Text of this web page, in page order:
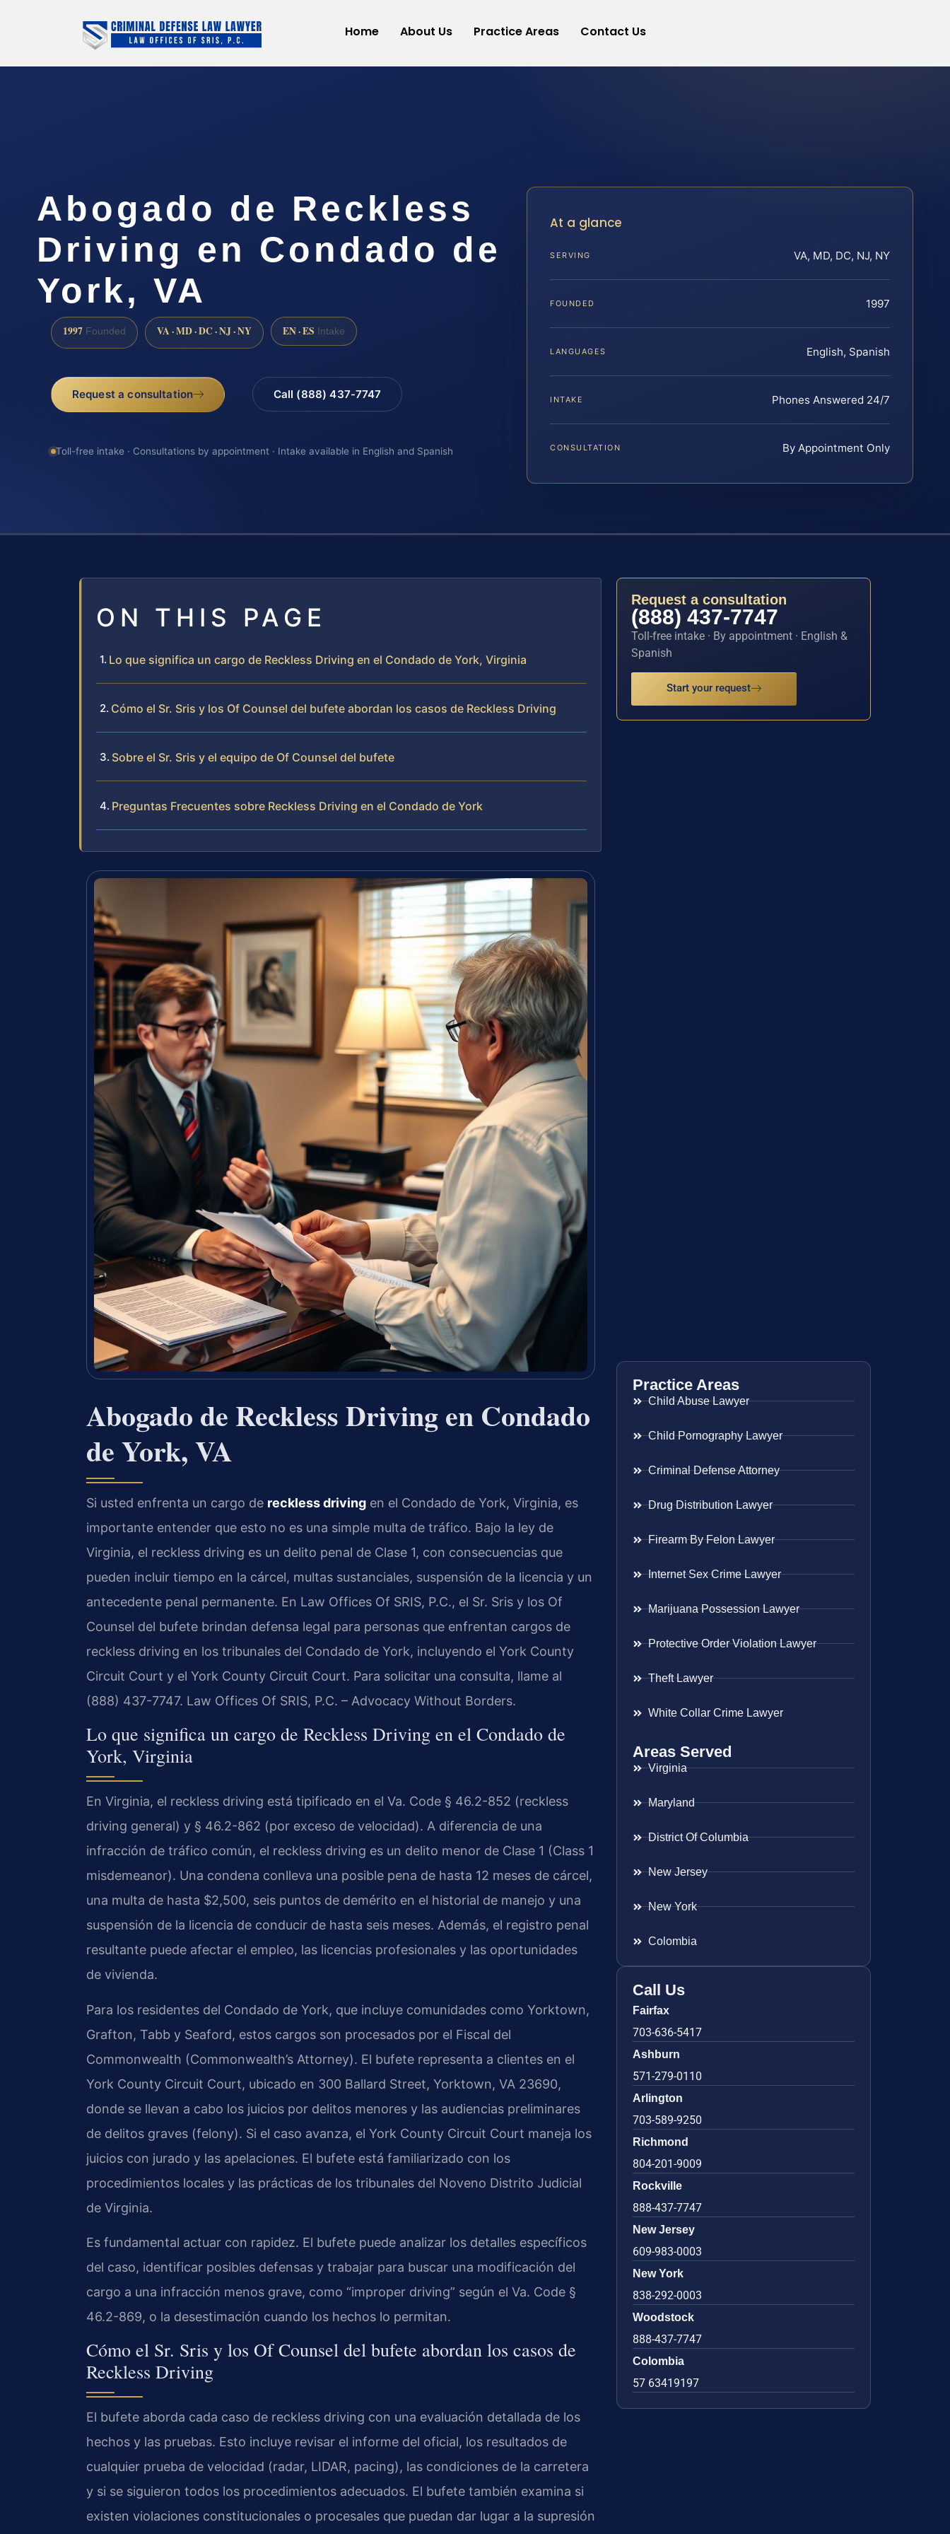
Home About Us Practice Areas Contact Us
Abogado de Reckless
Driving en Condado de
York, VA
1997 Founded VA · MD · DC · NJ · NY EN · ES Intake
Request a consultation Call (888) 437-7747
Toll-free intake · Consultations by appointment · Intake available in English and Spanish
At a glance
SERVING VA, MD, DC, NJ, NY
FOUNDED 1997
LANGUAGES English, Spanish
INTAKE Phones Answered 24/7
CONSULTATION By Appointment Only
ON THIS PAGE
Lo que significa un cargo de Reckless Driving en el Condado de York, Virginia
Cómo el Sr. Sris y los Of Counsel del bufete abordan los casos de Reckless Driving
Sobre el Sr. Sris y el equipo de Of Counsel del bufete
Preguntas Frecuentes sobre Reckless Driving en el Condado de York
Abogado de Reckless Driving en Condado
de York, VA
Si usted enfrenta un cargo de reckless driving en el Condado de York, Virginia, es
importante entender que esto no es una simple multa de tráfico. Bajo la ley de
Virginia, el reckless driving es un delito penal de Clase 1, con consecuencias que
pueden incluir tiempo en la cárcel, multas sustanciales, suspensión de la licencia y un
antecedente penal permanente. En Law Offices Of SRIS, P.C., el Sr. Sris y los Of
Counsel del bufete brindan defensa legal para personas que enfrentan cargos de
reckless driving en los tribunales del Condado de York, incluyendo el York County
Circuit Court y el York County Circuit Court. Para solicitar una consulta, llame al
(888) 437-7747. Law Offices Of SRIS, P.C. – Advocacy Without Borders.
Lo que significa un cargo de Reckless Driving en el Condado de
York, Virginia
En Virginia, el reckless driving está tipificado en el Va. Code § 46.2-852 (reckless
driving general) y § 46.2-862 (por exceso de velocidad). A diferencia de una
infracción de tráfico común, el reckless driving es un delito menor de Clase 1 (Class 1
misdemeanor). Una condena conlleva una posible pena de hasta 12 meses de cárcel,
una multa de hasta $2,500, seis puntos de demérito en el historial de manejo y una
suspensión de la licencia de conducir de hasta seis meses. Además, el registro penal
resultante puede afectar el empleo, las licencias profesionales y las oportunidades
de vivienda.
Para los residentes del Condado de York, que incluye comunidades como Yorktown,
Grafton, Tabb y Seaford, estos cargos son procesados por el Fiscal del
Commonwealth (Commonwealth’s Attorney). El bufete representa a clientes en el
York County Circuit Court, ubicado en 300 Ballard Street, Yorktown, VA 23690,
donde se llevan a cabo los juicios por delitos menores y las audiencias preliminares
de delitos graves (felony). Si el caso avanza, el York County Circuit Court maneja los
juicios con jurado y las apelaciones. El bufete está familiarizado con los
procedimientos locales y las prácticas de los tribunales del Noveno Distrito Judicial
de Virginia.
Es fundamental actuar con rapidez. El bufete puede analizar los detalles específicos
del caso, identificar posibles defensas y trabajar para buscar una modificación del
cargo a una infracción menos grave, como “improper driving” según el Va. Code §
46.2-869, o la desestimación cuando los hechos lo permitan.
Cómo el Sr. Sris y los Of Counsel del bufete abordan los casos de
Reckless Driving
El bufete aborda cada caso de reckless driving con una evaluación detallada de los
hechos y las pruebas. Esto incluye revisar el informe del oficial, los resultados de
cualquier prueba de velocidad (radar, LIDAR, pacing), las condiciones de la carretera
y si se siguieron todos los procedimientos adecuados. El bufete también examina si
existen violaciones constitucionales o procesales que puedan dar lugar a la supresión
Request a consultation
(888) 437-7747
Toll-free intake · By appointment · English &
Spanish
Start your request
Practice Areas
Child Abuse Lawyer
Child Pornography Lawyer
Criminal Defense Attorney
Drug Distribution Lawyer
Firearm By Felon Lawyer
Internet Sex Crime Lawyer
Marijuana Possession Lawyer
Protective Order Violation Lawyer
Theft Lawyer
White Collar Crime Lawyer
Areas Served
Virginia
Maryland
District Of Columbia
New Jersey
New York
Colombia
Call Us
Fairfax
703-636-5417
Ashburn
571-279-0110
Arlington
703-589-9250
Richmond
804-201-9009
Rockville
888-437-7747
New Jersey
609-983-0003
New York
838-292-0003
Woodstock
888-437-7747
Colombia
57 63419197